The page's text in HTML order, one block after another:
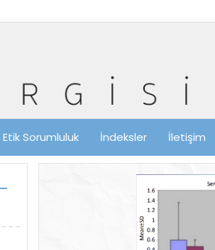
Etik Sorumluluk İndeksler İletişim